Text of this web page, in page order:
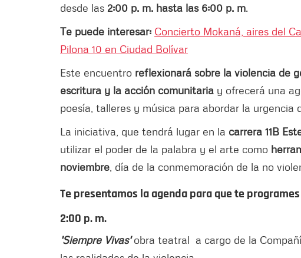
desde las 2:00 p. m. hasta las 6:00 p. m.
Te puede interesar: Concierto Mokaná, aires del
Pilona 10 en Ciudad Bolívar
Este encuentro reflexionará sobre la violencia de
escritura y la acción comunitaria y ofrecerá una
poesía, talleres y música para abordar la urgencia
La iniciativa, que tendrá lugar en la carrera 11B
utilizar el poder de la palabra y el arte como
noviembre , día de la conmemoración de la no
Te presentamos la agenda para que te
2:00 p. m.
'Siempre Vivas'obra teatral a cargo de la